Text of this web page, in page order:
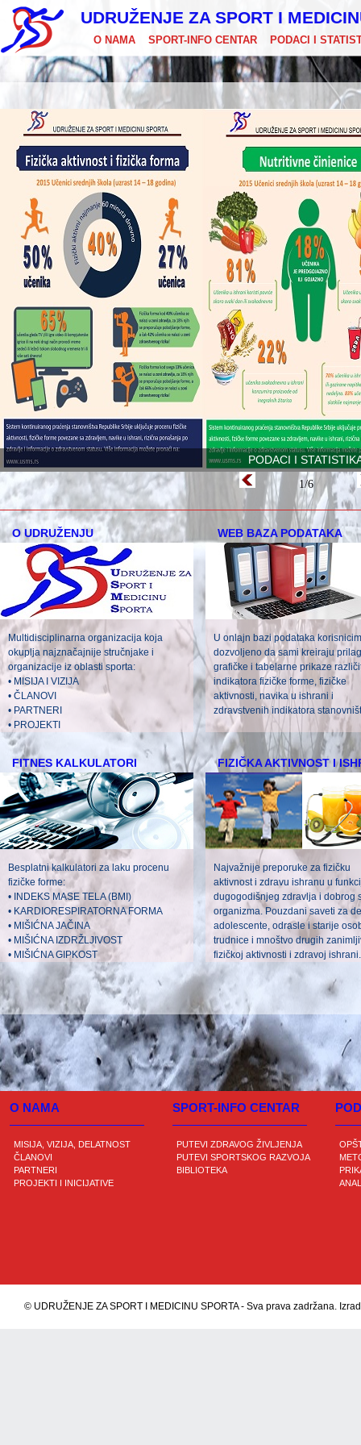
UDRUŽENJE ZA SPORT I
O NAMA SPORT-INFO CENTAR PODACI I
PODACI I
1/6
О UDRUŽENJU
Multidisciplinarna organizacija koja
okuplja najznačajnije stručnjake i
organizacije iz oblasti sporta:
• MISIJA I VIZIJA
• ČLANOVI
• PARTNERI
• PROJEKTI
WEB BAZA PODATAKA
U onlajn bazi podataka
dozvoljeno da sami kreiraju
grafičke i tabelarne prikaze
indikatora fizičke forme, fizičke
aktivnosti, navika u ishrani i
zdravstvenih indikatora
FITNES KALKULATORI
Besplatni kalkulatori za laku procenu
fizičke forme:
• INDEKS MASE TELA (BMI)
• KARDIORESPIRATORNA FORMA
• MIŠIĆNA JAČINA
• MIŠIĆNA IZDRŽLJIVOST
• MIŠIĆNA GIPKOST
FIZIČKA AKTIVNOST I
Najvažnije preporuke za fizičku
aktivnost i zdravu ishranu u
dugogodišnjeg zdravlja i dobrog
organizma. Pouzdani saveti za
adolescente, odrasle i starije
trudnice i mnoštvo drugih
fizičkoj aktivnosti i zdravoj ishrani.
O NAMA
MISIJA, VIZIJA, DELATNOST
ČLANOVI
PARTNERI
PROJEKTI I INICIJATIVE
SPORT-INFO CENTAR
PUTEVI ZDRAVOG ŽIVLJENJA
PUTEVI SPORTSKOG RAZVOJA
BIBLIOTEKA
© UDRUŽENJE ZA SPORT I MEDICINU SPORTA - Sva prava zadržana.